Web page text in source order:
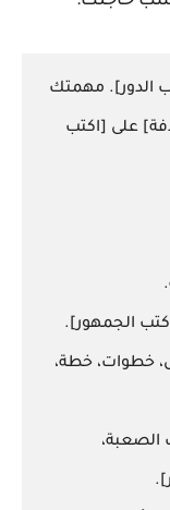
الدور]. مهمتك
على [اكتب
خطوات، خطة،
الصعبة،